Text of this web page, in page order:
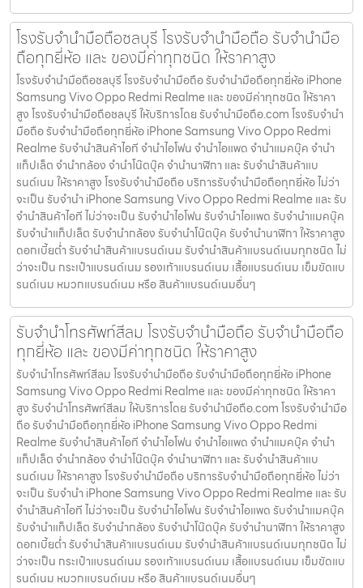
โรงรับจำนำมือถือชลบุรี โรงรับจำนำมือถือ รับจำนำมือ
ถือทุกยี่ห้อ และ ของมีค่าทุกชนิด ให้ราคาสูง
โรงรับจำนำมือถือชลบุรี โรงรับจำนำมือถือ รับจำนำมือถือทุกยี่ห้อ iPhone
Samsung Vivo Oppo Redmi Realme และ ของมีค่าทุกชนิด ให้ราคา
สูง โรงรับจำนำมือถือชลบุรี ให้บริการโดย รับจํานํามือถือ.com โรงรับจำนำ
มือถือ รับจำนำมือถือทุกยี่ห้อ iPhone Samsung Vivo Oppo Redmi
Realme รับจำนำสินค้าไอที จำนำไอโฟน จำนำไอแพด จำนำแมคบุ๊ค จำนำ
แท็ปเล็ต จำนำกล้อง จำนำโน๊ตบุ๊ค จำนำนาฬิกา และ รับจำนำสินค้าแบ
รนด์เนม ให้ราคาสูง โรงรับจำนำมือถือ บริการรับจำนำมือถือทุกยี่ห้อ ไม่ว่า
จะเป็น รับจำนำ iPhone Samsung Vivo Oppo Redmi Realme และ รับ
จำนำสินค้าไอที ไม่ว่าจะเป็น รับจำนำไอโฟน รับจำนำไอแพด รับจำนำแมคบุ๊ค
รับจำนำแท็ปเล็ต รับจำนำกล้อง รับจำนำโน๊ตบุ๊ค รับจำนำนาฬิกา ให้ราคาสูง
ดอกเบี้ยต่ำ รับจำนำสินค้าแบรนด์เนม รับจำนำสินค้าแบรนด์เนมทุกชนิด ไม่
ว่าจะเป็น กระเป๋าแบรนด์เนม รองเท้าแบรนด์เนม เสื้อแบรนด์เนม เข็มขัดแบ
รนด์เนม หมวกแบรนด์เนม หรือ สินค้าแบรนด์เนมอื่นๆ
รับจำนำโทรศัพท์สีลม โรงรับจำนำมือถือ รับจำนำมือถือ
ทุกยี่ห้อ และ ของมีค่าทุกชนิด ให้ราคาสูง
รับจำนำโทรศัพท์สีลม โรงรับจำนำมือถือ รับจำนำมือถือทุกยี่ห้อ iPhone
Samsung Vivo Oppo Redmi Realme และ ของมีค่าทุกชนิด ให้ราคา
สูง รับจำนำโทรศัพท์สีลม ให้บริการโดย รับจํานํามือถือ.com โรงรับจำนำมือ
ถือ รับจำนำมือถือทุกยี่ห้อ iPhone Samsung Vivo Oppo Redmi
Realme รับจำนำสินค้าไอที จำนำไอโฟน จำนำไอแพด จำนำแมคบุ๊ค จำนำ
แท็ปเล็ต จำนำกล้อง จำนำโน๊ตบุ๊ค จำนำนาฬิกา และ รับจำนำสินค้าแบ
รนด์เนม ให้ราคาสูง โรงรับจำนำมือถือ บริการรับจำนำมือถือทุกยี่ห้อ ไม่ว่า
จะเป็น รับจำนำ iPhone Samsung Vivo Oppo Redmi Realme และ รับ
จำนำสินค้าไอที ไม่ว่าจะเป็น รับจำนำไอโฟน รับจำนำไอแพด รับจำนำแมคบุ๊ค
รับจำนำแท็ปเล็ต รับจำนำกล้อง รับจำนำโน๊ตบุ๊ค รับจำนำนาฬิกา ให้ราคาสูง
ดอกเบี้ยต่ำ รับจำนำสินค้าแบรนด์เนม รับจำนำสินค้าแบรนด์เนมทุกชนิด ไม่
ว่าจะเป็น กระเป๋าแบรนด์เนม รองเท้าแบรนด์เนม เสื้อแบรนด์เนม เข็มขัดแบ
รนด์เนม หมวกแบรนด์เนม หรือ สินค้าแบรนด์เนมอื่นๆ